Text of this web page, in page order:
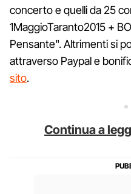
concerto e quelli da 25
1MaggioTaranto2015 +
Pensante". Altrimenti si
attraverso Paypal e
sito.
Continua a